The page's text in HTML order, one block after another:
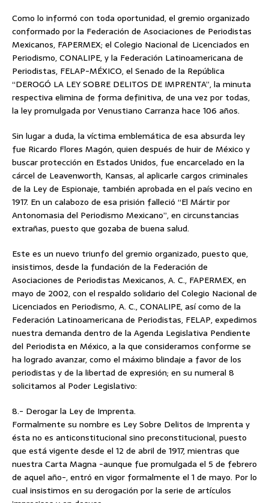
Como lo informó con toda oportunidad, el gremio organizado
conformado por la Federación de Asociaciones de Periodistas
Mexicanos, FAPERMEX; el Colegio Nacional de Licenciados en
Periodismo, CONALIPE, y la Federación Latinoamericana de
Periodistas, FELAP-MÉXICO, el Senado de la República
“DEROGÓ LA LEY SOBRE DELITOS DE IMPRENTA”, la minuta
respectiva elimina de forma definitiva, de una vez por todas,
la ley promulgada por Venustiano Carranza hace 106 años.
Sin lugar a duda, la víctima emblemática de esa absurda ley
fue Ricardo Flores Magón, quien después de huir de México y
buscar protección en Estados Unidos, fue encarcelado en la
cárcel de Leavenworth, Kansas, al aplicarle cargos criminales
de la Ley de Espionaje, también aprobada en el país vecino en
1917. En un calabozo de esa prisión falleció “El Mártir por
Antonomasia del Periodismo Mexicano”, en circunstancias
extrañas, puesto que gozaba de buena salud.
Este es un nuevo triunfo del gremio organizado, puesto que,
insistimos, desde la fundación de la Federación de
Asociaciones de Periodistas Mexicanos, A. C., FAPERMEX, en
mayo de 2002, con el respaldo solidario del Colegio Nacional de
Licenciados en Periodismo, A. C., CONALIPE, así como de la
Federación Latinoamericana de Periodistas, FELAP, expedimos
nuestra demanda dentro de la Agenda Legislativa Pendiente
del Periodista en México, a la que consideramos conforme se
ha logrado avanzar, como el máximo blindaje a favor de los
periodistas y de la libertad de expresión; en su numeral 8
solicitamos al Poder Legislativo:
8.- Derogar la Ley de Imprenta.
Formalmente su nombre es Ley Sobre Delitos de Imprenta y
ésta no es anticonstitucional sino preconstitucional, puesto
que está vigente desde el 12 de abril de 1917, mientras que
nuestra Carta Magna -aunque fue promulgada el 5 de febrero
de aquel año-, entró en vigor formalmente el 1 de mayo. Por lo
cual insistimos en su derogación por la serie de artículos